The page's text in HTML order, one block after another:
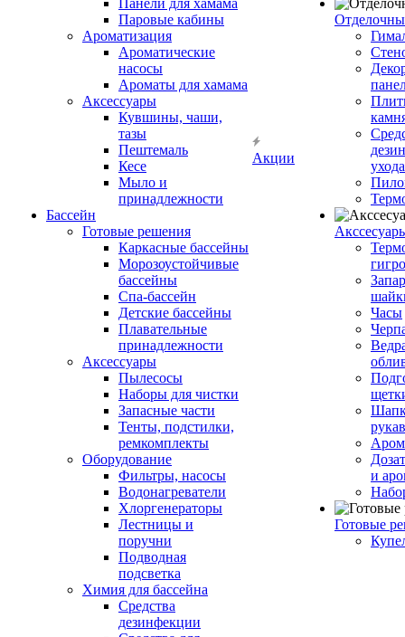
Панели для хамама
Паровые кабины
Ароматизация
Ароматические
насосы
Ароматы для хамама
Аксессуары
Кувшины, чаши,
тазы
Пештемаль
Кесе
Мыло и
принадлежности
Бассейн
Готовые решения
Каркасные бассейны
Морозоустойчивые
бассейны
Спа-бассейн
Детские бассейны
Плавательные
принадлежности
Аксессуары
Пылесосы
Наборы для чистки
Запасные части
Тенты, подстилки,
ремкомплекты
Оборудование
Фильтры, насосы
Водонагреватели
Хлоргенераторы
Лестницы и
поручни
Подводная
подсветка
Химия для бассейна
Средства
дезинфекции
Акции
ухода
Часы
и
Готовые